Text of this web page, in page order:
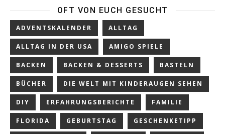
OFT VON EUCH GESUCHT
ADVENTSKALENDER ALLTAG
ALLTAG IN DER USA AMIGO SPIELE
BACKEN BACKEN & DESSERTS BASTELN
BÜCHER DIE WELT MIT KINDERAUGEN SEHEN
DIY ERFAHRUNGSBERICHTE FAMILIE
FLORIDA GEBURTSTAG GESCHENKETIPP